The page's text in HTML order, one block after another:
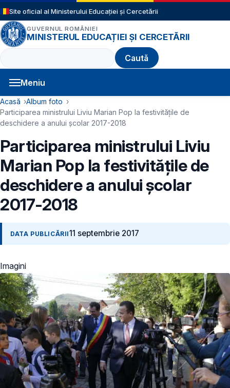
Sari la conținutul principal
Site oficial al Ministerului Educației și Cercetării
GUVERNUL ROMÂNIEI
MINISTERUL EDUCAȚIEI ȘI CERCETĂRII
Caută
Meniu
Navigație principală
Cale de navigare
Acasă
Album foto
Participarea ministrului Liviu Marian Pop la festivitățile de
deschidere a anului școlar 2017-2018
Participarea ministrului Liviu
Marian Pop la festivitățile de
deschidere a anului școlar
2017-2018
DATA PUBLICĂRII11 septembrie 2017
Imagini